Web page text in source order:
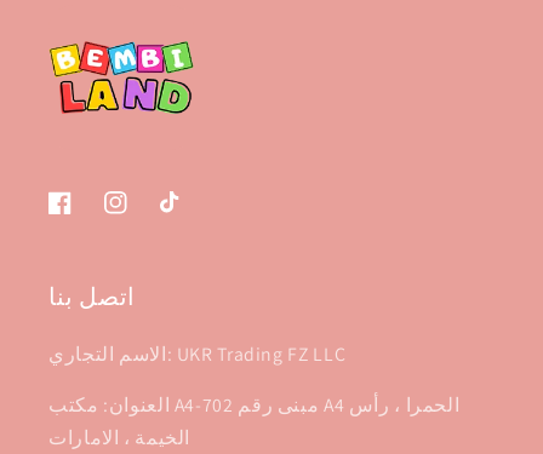
فيسبوكانستغرام
تيك
اتصل بنا
الاسم التجاري: UKR Trading FZ LLC
العنوان: مكتب A4-702 مبنى رقم A4 الحمرا ، رأس
الخيمة ، الامارات